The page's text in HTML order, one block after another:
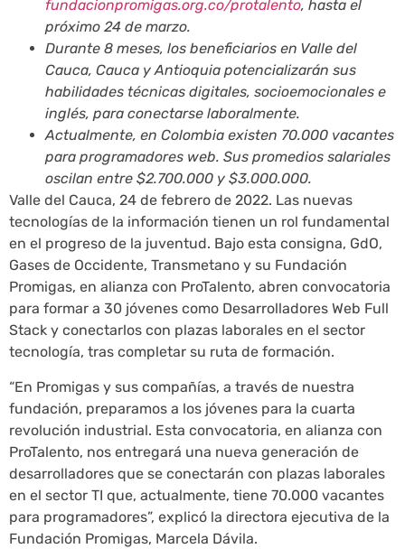
fundacionpromigas.org.co/protalento, hasta el
próximo 24 de marzo.
Durante 8 meses, los beneficiarios en Valle del
Cauca, Cauca y Antioquia potencializarán sus
habilidades técnicas digitales, socioemocionales e
inglés, para conectarse laboralmente.
Actualmente, en Colombia existen 70.000 vacantes
para programadores web. Sus promedios salariales
oscilan entre $2.700.000 y $3.000.000.
Valle del Cauca, 24 de febrero de 2022. Las nuevas
tecnologías de la información tienen un rol fundamental
en el progreso de la juventud. Bajo esta consigna, GdO,
Gases de Occidente, Transmetano y su Fundación
Promigas, en alianza con ProTalento, abren convocatoria
para formar a 30 jóvenes como Desarrolladores Web Full
Stack y conectarlos con plazas laborales en el sector
tecnología, tras completar su ruta de formación.
“En Promigas y sus compañías, a través de nuestra
fundación, preparamos a los jóvenes para la cuarta
revolución industrial. Esta convocatoria, en alianza con
ProTalento, nos entregará una nueva generación de
desarrolladores que se conectarán con plazas laborales
en el sector TI que, actualmente, tiene 70.000 vacantes
para programadores”, explicó la directora ejecutiva de la
Fundación Promigas, Marcela Dávila.